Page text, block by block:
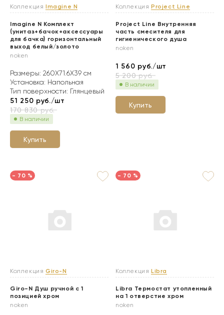
Коллекция Imagine N
Imagine N Комплект
(унитаз+бачок+аксессуары
для бачка) горизонтальный
выход белый/золото
noken
Размеры: 260X71.6X39 см
Установка: Напольная
Тип поверхности: Глянцевый
51 250 руб./шт
170 830руб.
В наличии
Купить
Коллекция Project Line
Project Line Внутренняя
часть смесителя для
гигиенического душа
noken
1 560 руб./шт
5 200руб.
В наличии
Купить
- 70 %
Коллекция Giro-N
Giro-N Душ ручной с 1
позицией хром
noken
- 70 %
Коллекция Libra
Libra Термостат утопленный
на 1 отверстие хром
noken